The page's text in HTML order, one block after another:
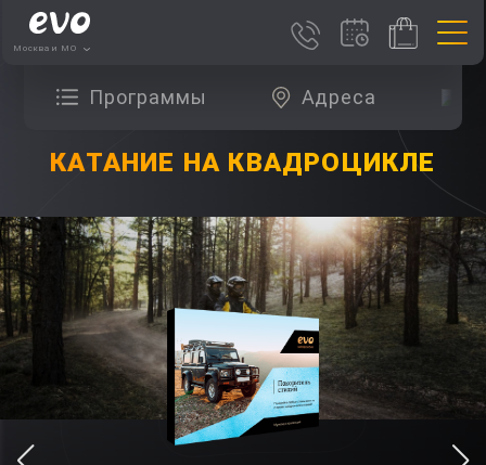
Москва и МО
Программы Адреса
КАТАНИЕ НА КВАДРОЦИКЛЕ